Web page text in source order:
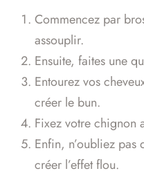
Commencez par
assouplir.
Ensuite, faites une
Entourez vos
créer le bun.
Fixez votre chignon
Enfin, n’oubliez
créer l’effet flou.